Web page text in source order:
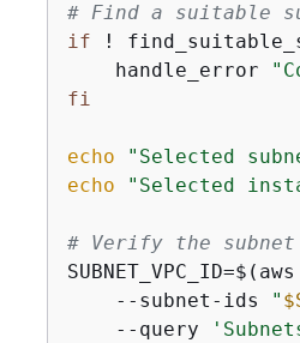
# Find a suitable
if !
    handle_error
fi
echo "Selected
echo
"Selected
# Verify the subnet
    --subnet-ids
"
    --query